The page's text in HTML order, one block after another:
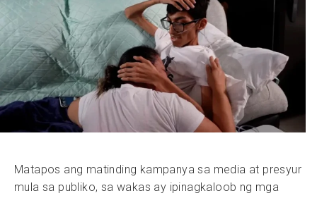
Matapos ang matinding kampanya sa media at presyur
mula sa publiko, sa wakas ay ipinagkaloob ng mga